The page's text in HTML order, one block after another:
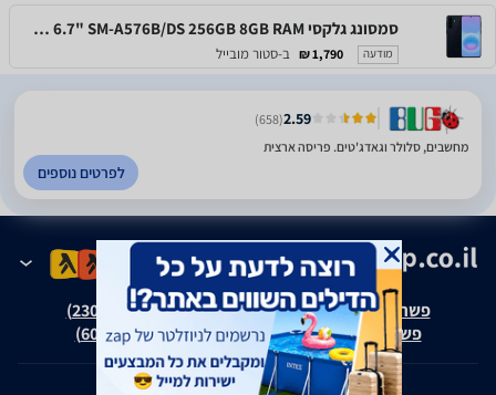
סמסונג גלקסי Samsung Galaxy A57 5G 6.7" SM-A576B/DS 256GB 8GB RAM
מודעה 1,790 ₪ ב-סטור מובייל
2.59
(658)
מחשבים, סלולר וגאדג'טים. פריסה ארצית
לפרטים נוספים
פשרה בת"צ אבנצ'יק נ' זאפ גרופ (ת"צ 23008-08-20)
פשרה בת"צ כהנים נ' זאפ גרופ (ת"צ 60371-12-19)